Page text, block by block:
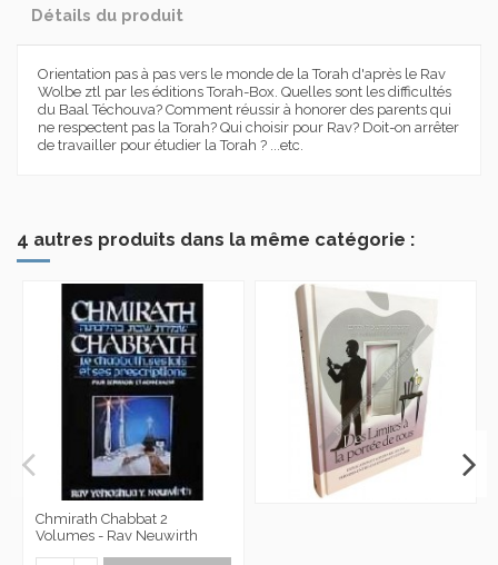
Détails du produit
Orientation pas à pas vers le monde de la Torah d'après le Rav
Wolbe ztl par les éditions Torah-Box. Quelles sont les difficultés
du Baal Téchouva? Comment réussir à honorer des parents qui
ne respectent pas la Torah? Qui choisir pour Rav? Doit-on arrêter
de travailler pour étudier la Torah ? ...etc.
4 autres produits dans la même catégorie :
Chmirath Chabbat 2
Volumes - Rav Neuwirth